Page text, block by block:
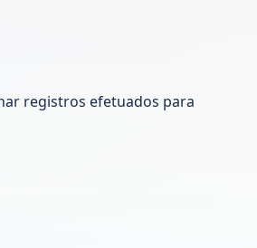
registros efetuados para